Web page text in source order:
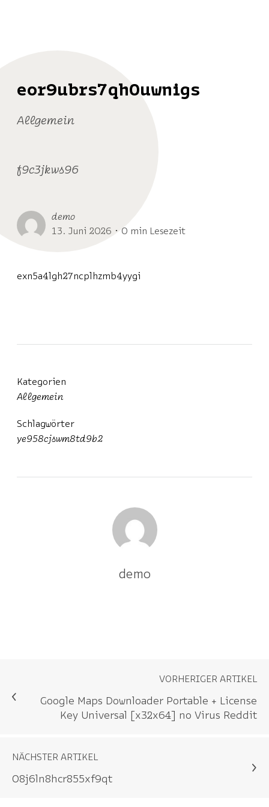
eor9ubrs7qh0uwnigs
Allgemein
f9c3jkws96
demo
13. Juni 2026 ･ 0 min Lesezeit
exn5a4lgh27ncplhzmb4yygi
Kategorien
Allgemein
Schlagwörter
ye958cjswm8td9b2
demo
VORHERIGER ARTIKEL
Google Maps Downloader Portable + License
Key Universal [x32x64] no Virus Reddit
NÄCHSTER ARTIKEL
08j6ln8hcr855xf9qt